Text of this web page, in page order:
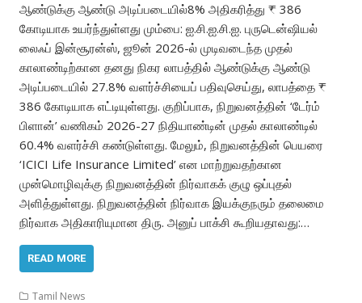
ஆண்டுக்கு ஆண்டு அடிப்படையில்8% அதிகரித்து ₹ 386
கோடியாக உயர்ந்துள்ளது மும்பை: ஐ.சி.ஐ.சி.ஐ. புருடென்ஷியல்
லைஃப் இன்சூரன்ஸ், ஜூன் 2026-ல் முடிவடைந்த முதல்
காலாண்டிற்கான தனது நிகர லாபத்தில் ஆண்டுக்கு ஆண்டு
அடிப்படையில் 27.8% வளர்ச்சியைப் பதிவுசெய்து, லாபத்தை ₹
386 கோடியாக எட்டியுள்ளது. குறிப்பாக, நிறுவனத்தின் ‘டேர்ம்
பிளான்’ வணிகம் 2026-27 நிதியாண்டின் முதல் காலாண்டில்
60.4% வளர்ச்சி கண்டுள்ளது. மேலும், நிறுவனத்தின் பெயரை
‘ICICI Life Insurance Limited’ என மாற்றுவதற்கான
முன்மொழிவுக்கு நிறுவனத்தின் நிர்வாகக் குழு ஒப்புதல்
அளித்துள்ளது. நிறுவனத்தின் நிர்வாக இயக்குநரும் தலைமை
நிர்வாக அதிகாரியுமான திரு. அனுப் பாக்சி கூறியதாவது:…
READ MORE
Tamil News